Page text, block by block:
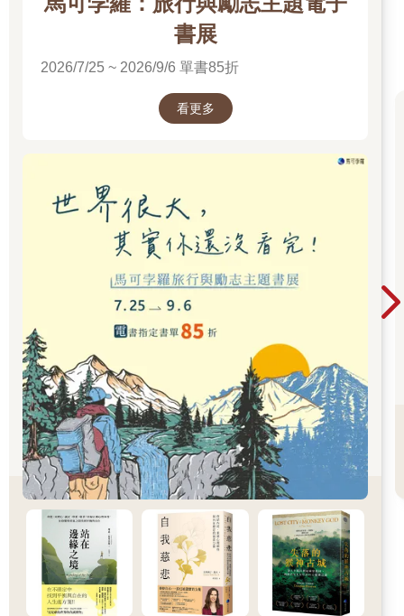
眠的地方。它實在太像薩爾瓦托．羅薩的風景畫；太像恐怖故事
但這一切都還沒像枯萎荒原那麼糟。打從我在一片開闊的谷底偶
然到達那荒原時，我就明白了這一點；因為沒有別的名字更適合
看到了這裡才造出這個組詞似的。當我看著它時心想，這一定是
火災所致；但為何沒有一丁點新的植物，從這片光天化日下擴展
呢？這片荒蕪大半坐落在古道北方，但有一小部分侵占路的另一
側。我出於一種古怪感覺而不願靠近，最後是因為工作才逼我穿
過此地。在那片廣闊的區域內沒有任何植被，只有一種似乎從沒
被風吹動的細小灰色沙土或塵埃。靠近那一帶的樹木普遍多病而
難以茁壯，而在邊界上許多枯死的樹幹就那麼立著或倒著腐朽。
的磚石，還有廢井的巨大黑色深淵，裡頭汙濁發臭的水氣擾動著
日光，使它呈現出奇妙的色彩。相比之下，連另一頭那片漫長陰
暗的樹林坡地都算宜人，因此阿克罕人害怕的低語也不再令我驚
愕。附近沒有房屋或廢墟；就算在早前的日子裡，那地方應該也
是一樣遙遠孤寂。到了黃昏時分，我不敢再度穿越那片不祥之
地，只能從南面那條彎路迂迴繞返鎮上。我茫茫然地希望雲朵聚
攏起來，因為一種對頭頂天上深沉虛空的古怪恐懼感，已不知不
覺湧入我心中。晚上，我向阿克罕的老居民問起了枯萎荒原，以
及許多人聽了只是咕噥著閃爍其詞的「離奇日子」到底是什麼意
思，然而我得不到什麼好答案，只聽說所有的神祕事件都比我本
來想像的還要晚近。那根本不是什麼古老傳說，而是講述者有生
講這些事的人都沒辦法講得確切；因為他們都叫我不要理老頭子
阿米．皮爾斯講的那些瘋話，所以我一聽說他獨自住在樹林開始
茂密處一間搖搖欲墜的農舍裡，第二天早上便去找他。那是一片
令人生畏的古老地帶，已經開始滲出微弱的有毒臭氣，纏繞著那
些佇立太久的房屋。我不停敲門才叫醒了這位長者，而當他怯生
書展
2026/7/25 ~ 2026/9/6 單書85折
看更多